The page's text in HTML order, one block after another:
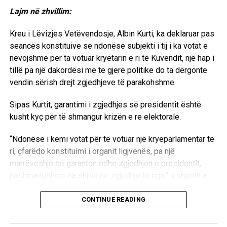
administruara nga UNMIK-u ka pasur paragjykime ndaj
kanë reflektuar standardet më të larta të drejtësisë.
EkonomiaOnline: Profesor Sabedini, a besoni se Gjykata
Speciale do të marrë një vendim të drejtë në këtë proces?
Sabedini: Unë shpresoj që trupi gjykues do t’i japë peshën
e duhur dëshmive të figurave kredibile, përfshirë
personalitete politike dhe ushtarake të NATO-s dhe
dëshmuar gjatë këtij procesi.
Bazuar në mënyrën se si unë e kam përcjellë procesin,
Për këtë arsye pres që vendimi përfundimtar të jetë lirues
dhe që të akuzuarit të kthehen pranë familjeve të tyre.
Lajm në zhvillim:
Kreu i Lëvizjes Vetëvendosje, Albin Kurti, ka deklaruar pas
seancës konstituive se ndonëse subjekti i tij i ka votat e
nevojshme për ta votuar kryetarin e ri të Kuvendit, një hap i
tillë pa një dakordësi më të gjerë politike do ta dërgonte
vendin sërish drejt zgjedhjeve të parakohshme.
Sipas Kurtit, garantimi i zgjedhjes së presidentit është
kusht kyç për të shmangur krizën e re elektorale.
“Ndonëse i kemi votat për të votuar një kryeparlamentar të
ri, çfarëdo konstituimi i organit ligjvënës, pa një
marrëveshje që garanton edhe zgjedhjen e presidentit,
Kreu i LVV-së ritheksoi nevojën për dialog të drejtpërdrejtë
me krerët e partive të tjera parlamentare për të arritur një
paketë të plotë marrëveshjeje për të gjitha institucionet
CONTINUE READING